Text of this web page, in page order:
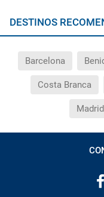
DESTINOS
Barcelona
Costa Branca
Madrid